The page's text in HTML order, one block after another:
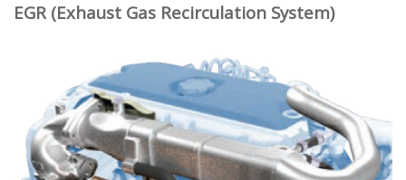
EGR (Exhaust Gas Recirculation System)